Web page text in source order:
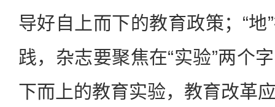
导好自上而下的教育政策；“地
践，杂志要聚焦在“实验”两个
下而上的教育实验，教育改革